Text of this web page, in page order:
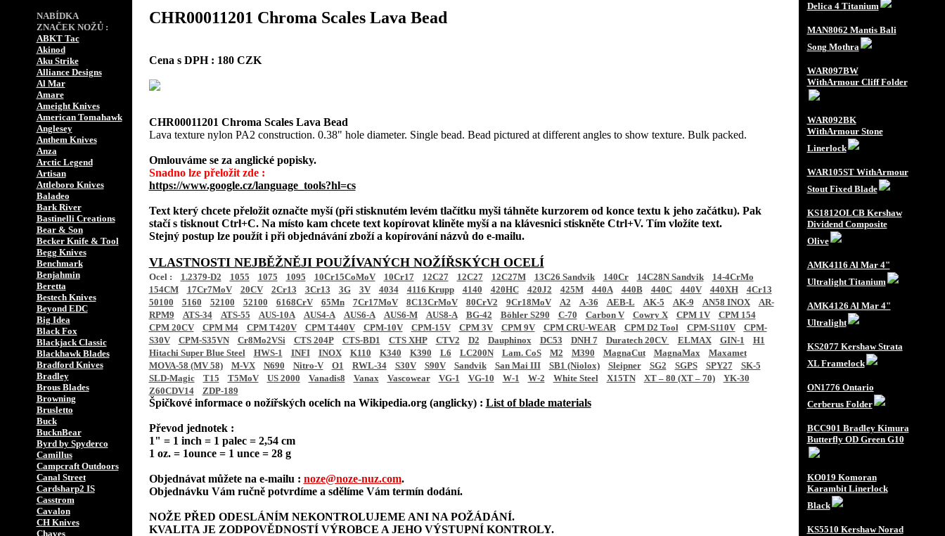
NABÍDKA
ZNAČEK NOŽŮ :
ABKT Tac
Akinod
Aku Strike
Alliance Designs
Al Mar
Amare
Ameight Knives
American Tomahawk
Anglesey
Anthem Knives
Anza
Arctic Legend
Artisan
Attleboro Knives
Baladeo
Bark River
Bastinelli Creations
Bear & Son
Becker Knife & Tool
Begg Knives
Benchmark
Benjahmin
Beretta
Bestech Knives
Beyond EDC
Big Idea
Black Fox
Blackjack Classic
Blackhawk Blades
Bradford Knives
Bradley
Brous Blades
Browning
Brusletto
Buck
BucknBear
Byrd by Spyderco
Camillus
Campcraft Outdoors
Canal Street
Cardsharp2 IS
Casstrom
Cavalon
CH Knives
Chaves
CHR00011201 Chroma Scales Lava Bead
Cena s DPH : 180 CZK
CHR00011201 Chroma Scales Lava Bead
Lava texture nylon PA2 construction. 0.38" hole diameter. Single bead. Bead pictured at different angles to show texture. Bulk packed.
Omlouváme se za anglické popisky.
Snadno lze přeložit zde :
https://www.google.cz/language_tools?hl=cs
Text který chcete přeložit označte myší (při stisknutém levém tlačítku myši táhněte kurzorem od konce textu k jeho začátku). Pak
stačí s tisknout Ctrl+C. Na místo kam chcete text kopírovat kliněte myší a na klávesnici stiskněte Ctrl+V. Tím vložíte text.
Stejný postup lze použít i při objednávání zboží a kopírování názvů do e-mailu.
VLASTNOSTI NEJBĚŽNĚJI POUŽÍVANÝCH NOŽÍŘSKÝCH OCELÍ
Ocel : 1.2379-D2 1055 1075 1095 10Cr15CoMoV 10Cr17 12C27 12C27 12C27M 13C26 Sandvik 140Cr 14C28N Sandvik
14-4CrMo
154CM
17Cr7MoV 20CV 2Cr13 3Cr13 3G 3V 4034 4116 Krupp 4140 420HC 420J2 425M 440A 440B 440C 440V 440XH
4Cr13
50100
5160 52100 52100 6168CrV 65Mn 7Cr17MoV 8C13CrMoV 80CrV2 9Cr18MoV A2 A-36 AEB-L AK-5 AK-9 AN58 INOX
AR-
RPM9
ATS-34 ATS-55 AUS-10A AUS4-A AUS6-A AUS6-M AUS8-A BG-42 Böhler S290 C-70 Carbon V Cowry X CPM 1V
CPM 154
CPM 20CV
CPM M4 CPM T420V CPM T440V CPM-10V CPM-15V CPM 3V CPM 9V CPM CRU-WEAR CPM D2 Tool CPM-S110V
CPM-
S30V
CPM-S35VN Cr8Mo2VSi CTS 204P CTS-BD1 CTS XHP CTV2 D2 Dauphinox DC53 DNH 7 Duratech 20CV ELMAX GIN-1
H1
Hitachi Super Blue Steel
HWS-1 INFI INOX K110 K340 K390 L6 LC200N Lam. CoS M2 M390 MagnaCut MagnaMax
Maxamet
MOVA-58 (MV 58)
M-VX N690 Nitro-V O1 RWL-34 S30V S90V Sandvik San Mai III SB1 (Niolox) Sleipner SG2 SGPS SPY27
SK-5
SLD-Magic
T15 T5MoV US 2000 Vanadis8 Vanax Vascowear VG-1 VG-10 W-1 W-2 White Steel X15TN XT – 80 (XT – 70)
YK-30
Z60CDV14
ZDP-189
Špičkové informace o nožířských ocelích na Wikipedia.org (anglicky) : List of blade materials
Převod jednotek :
1" = 1 inch = 1 palec = 2,54 cm
1 oz. = 1ounce = 1 unce = 28 g
Objednávat můžete na e-mailu : noze@noze-nuz.com.
Objednávku Vám ručně potvrdíme a sdělíme Vám termín dodání.
NOŽE PŘED ODESLÁNÍM NEKONTROLUJEME ANI NA POŽÁDÁNÍ.
KVALITA JE ZODPOVĚDNOSTÍ VÝROBCE A JEHO VÝSTUPNÍ KONTROLY.
Delica 4 Titanium
MAN8062 Mantis Bali
Song Mothra
WAR097BW
WithArmour Cliff Folder
WAR092BK
WithArmour Stone
Linerlock
WAR105ST WithArmour
Stout Fixed Blade
KS1812OLCB Kershaw
Dividend Composite
Olive
AMK4116 Al Mar 4"
Ultralight Titanium
AMK4126 Al Mar 4"
Ultralight
KS2077 Kershaw Strata
XL Framelock
ON1776 Ontario
Cerberus Folder
BCC901 Bradley Kimura
Butterfly OD Green G10
KO019 Komoran
Karambit Linerlock
Black
KS5510 Kershaw Norad